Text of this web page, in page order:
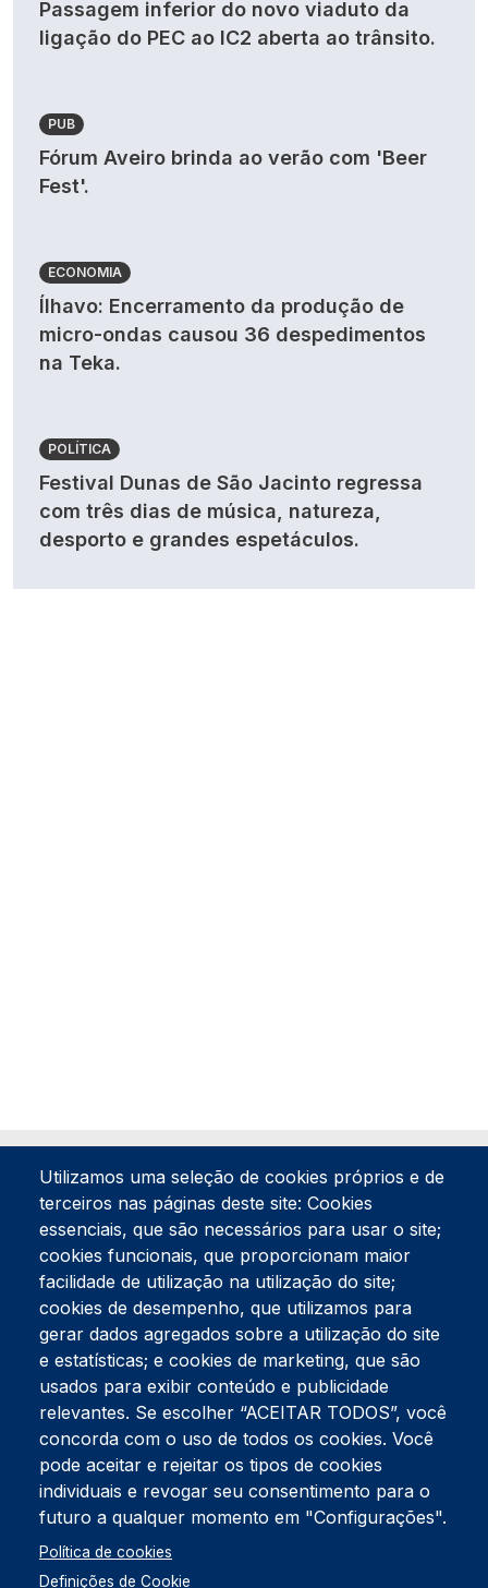
Passagem inferior do novo viaduto da
ligação do PEC ao IC2 aberta ao trânsito.
PUB
Fórum Aveiro brinda ao verão com 'Beer
Fest'.
ECONOMIA
Ílhavo: Encerramento da produção de
micro-ondas causou 36 despedimentos
na Teka.
POLÍTICA
Festival Dunas de São Jacinto regressa
com três dias de música, natureza,
desporto e grandes espetáculos.
Tel:234 390 100Fax:234 390 100
Endereço Postal
Apartado 42
Rua Gil Eanes 31
3834-908 Gafanha da Nazaré
Estúdios
Rua Prior Guerra
Edifício do Centro Cultural da Gafanha da Nazaré
3830-556 Gafanha da Nazaré
Rodapé
Cookies Política de Privacidade
Utilizamos uma seleção de cookies próprios e de
terceiros nas páginas deste site: Cookies
essenciais, que são necessários para usar o site;
cookies funcionais, que proporcionam maior
facilidade de utilização na utilização do site;
cookies de desempenho, que utilizamos para
gerar dados agregados sobre a utilização do site
e estatísticas; e cookies de marketing, que são
usados para exibir conteúdo e publicidade
relevantes. Se escolher “ACEITAR TODOS”, você
concorda com o uso de todos os cookies. Você
pode aceitar e rejeitar os tipos de cookies
individuais e revogar seu consentimento para o
futuro a qualquer momento em "Configurações".
Política de cookies
Definições de Cookie